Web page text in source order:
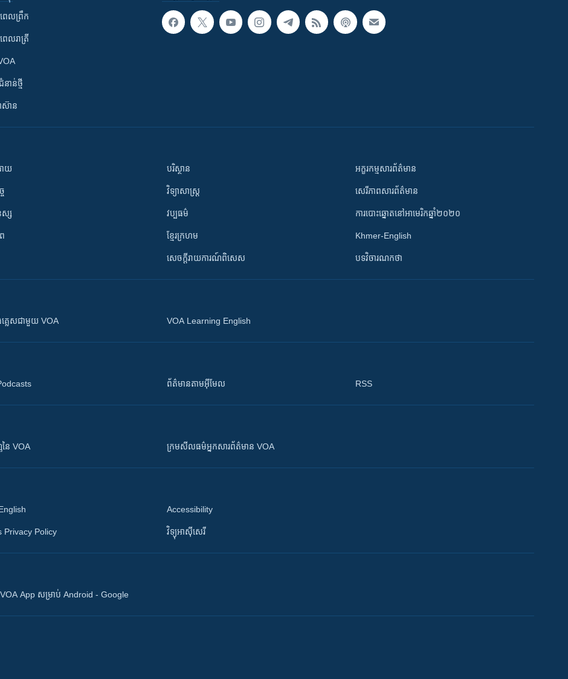
េល​ព្រឹក
េល​រាត្រី
ាន់​ថ្មី
ស៊ាន
យ
ស្ស
បរិស្ថាន
វិទ្យាសាស្រ្ត
វប្បធម៌
ខ្មែរក្រហម
សេចក្តីរាយការណ៍ពិសេស
អក្ខរកម្មសារព័ត៌មាន
សេរីភាពសារព័ត៌មាន
ការបោះឆ្នោតនៅអាមេរិកឆ្នាំ២០២០
Khmer-English
បទវិចារណកថា
លេស​​ជាមួយ VOA VOA Learning English
ព័ត៌មាន​តាម​អ៊ីមែល RSS
នៃ VOA ក្រម​​​សីលធម៌​​​អ្នក​​​សារព័ត៌មាន VOA
Privacy Policy
Accessibility
វិទ្យុ​អាស៊ី​សេរី
VOA App សម្រាប់ Android - Google